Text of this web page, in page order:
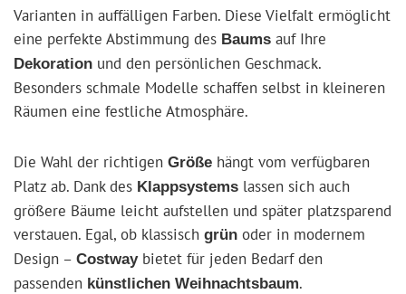
Varianten in auffälligen Farben. Diese Vielfalt ermöglicht
eine perfekte Abstimmung des Baums auf Ihre
Dekoration und den persönlichen Geschmack.
Besonders schmale Modelle schaffen selbst in kleineren
Räumen eine festliche Atmosphäre.
Die Wahl der richtigen Größe hängt vom verfügbaren
Platz ab. Dank des Klappsystems lassen sich auch
größere Bäume leicht aufstellen und später platzsparend
verstauen. Egal, ob klassisch grün oder in modernem
Design – Costwaybietet für jeden Bedarf den
passenden künstlichen Weihnachtsbaum.